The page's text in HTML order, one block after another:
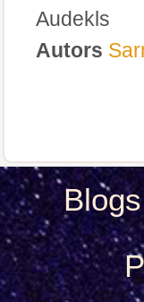
Audekls
Autors
Blogs